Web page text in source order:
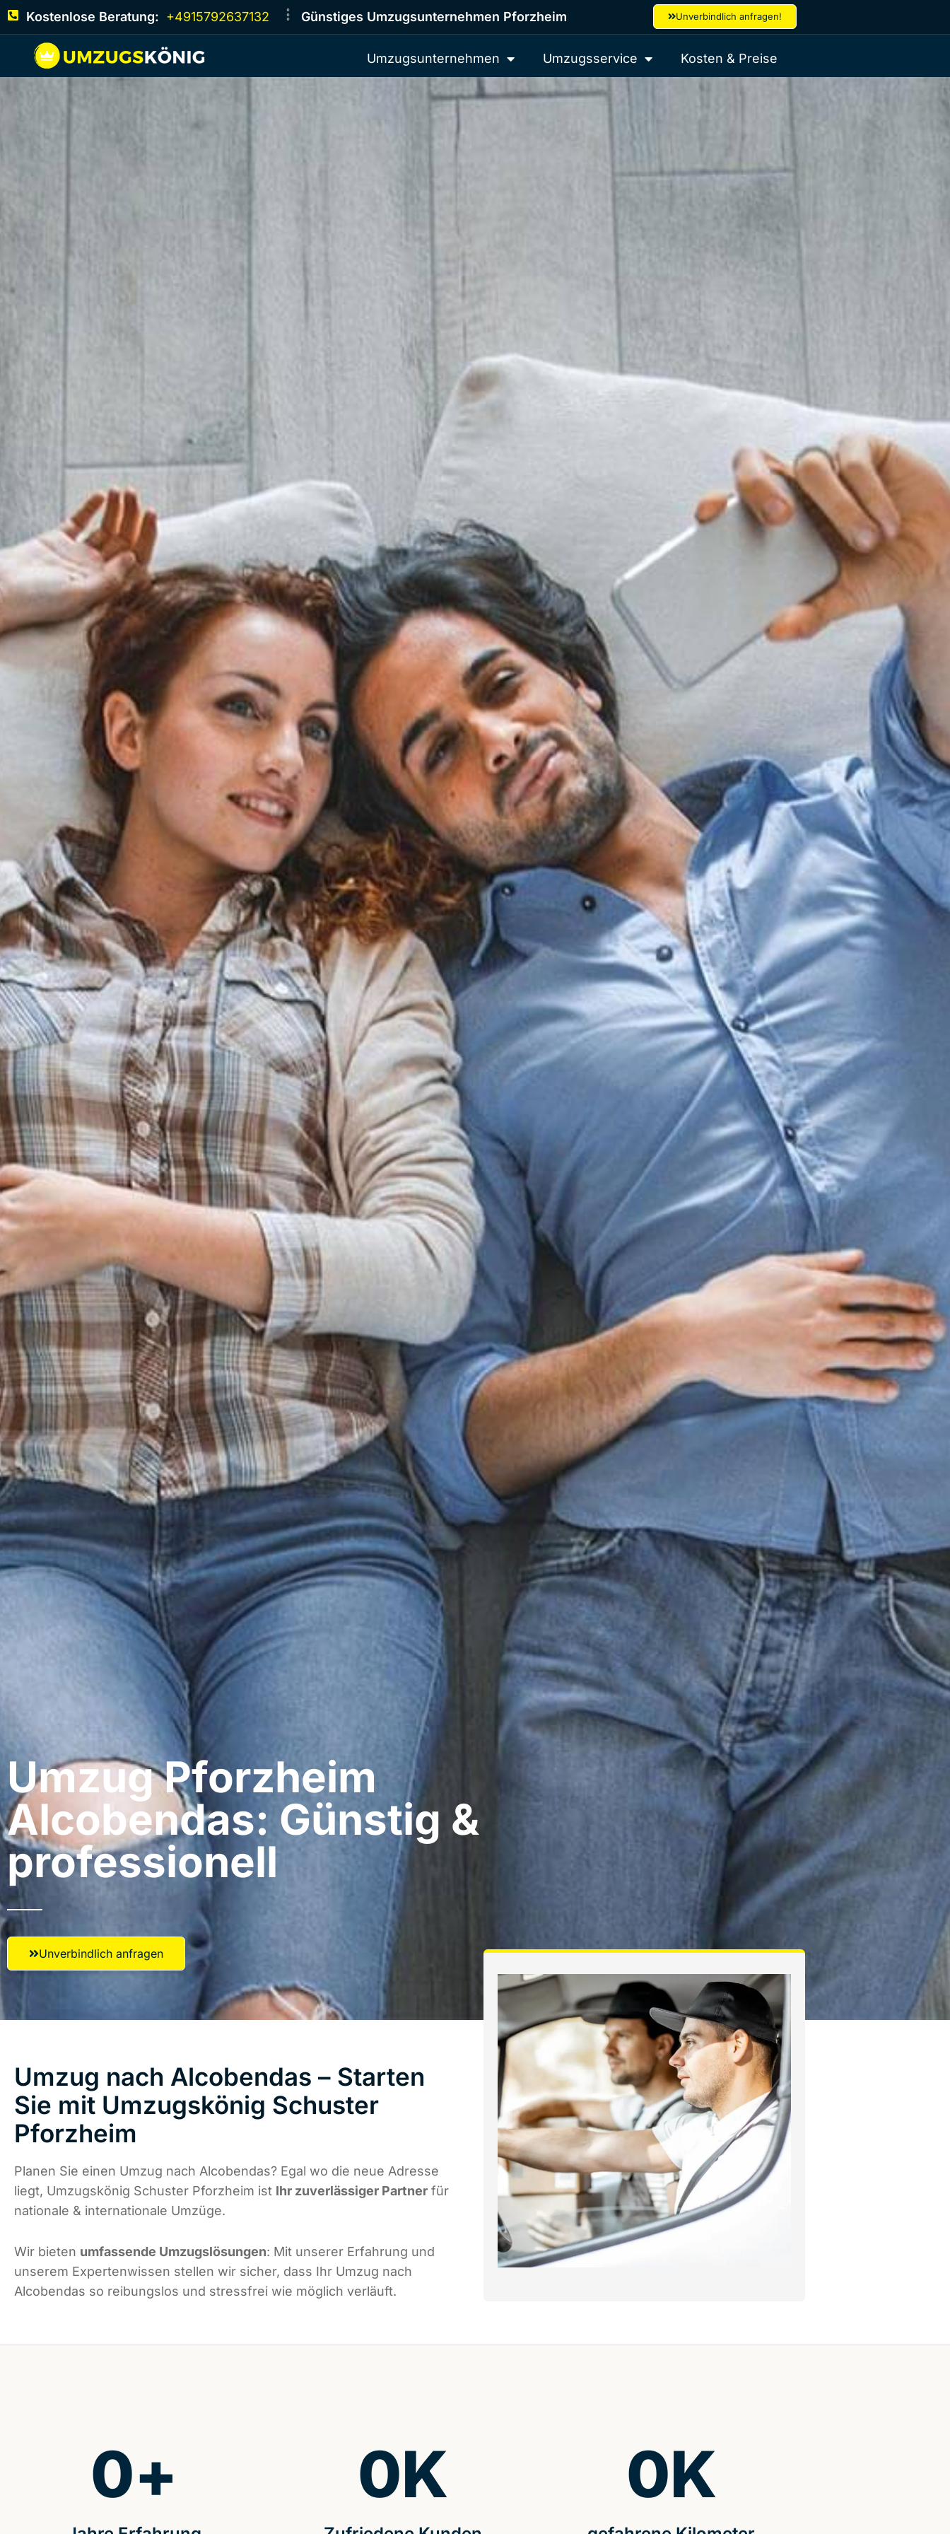
Kostenlose Beratung: +4915792637132 Günstiges Umzugsunternehmen Pforzheim Unverbindlich anfragen!
Umzugsunternehmen Umzugsservice Kosten & Preise
Umzug Pforzheim​
Alcobendas: Günstig &
professionell​
Unverbindlich anfragen
Umzug nach Alcobendas – Starten
Sie mit Umzugskönig Schuster
Pforzheim
Planen Sie einen Umzug nach Alcobendas? Egal wo die neue Adresse
liegt, Umzugskönig Schuster Pforzheim ist Ihr zuverlässiger Partner für
nationale & internationale Umzüge.
Wir bieten umfassende Umzugslösungen: Mit unserer Erfahrung und
unserem Expertenwissen stellen wir sicher, dass Ihr Umzug nach
Alcobendas so reibungslos und stressfrei wie möglich verläuft.
0+ 0K 0K